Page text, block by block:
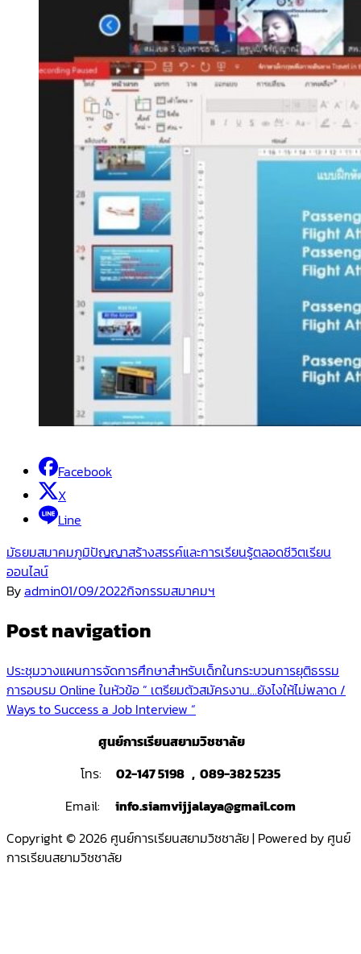
Facebook
X
Line
มัธยมสมาคมภูมิปัญญาสร้างสรรค์และการเรียนรู้ตลอดชีวิตเรียน
ออนไลน์
Byadmin01/09/2022กิจกรรมสมาคมฯ
Post navigation
ประชุมวางแผนการจัดการศึกษาสำหรับเด็กในกระบวนการยุติธรรม
การอบรม Online ในหัวข้อ ” เตรียมตัวสมัครงาน…ยังไงให้ไม่พลาด /
Ways to Success a Job Interview “
ศูนย์การเรียนสยามวิชชาลัย
โทร:
02-147 5198 , 089-382 5235
Email:
info.siamvijjalaya@gmail.com
Copyright © 2026 ศูนย์การเรียนสยามวิชชาลัย | Powered by ศูนย์
การเรียนสยามวิชชาลัย